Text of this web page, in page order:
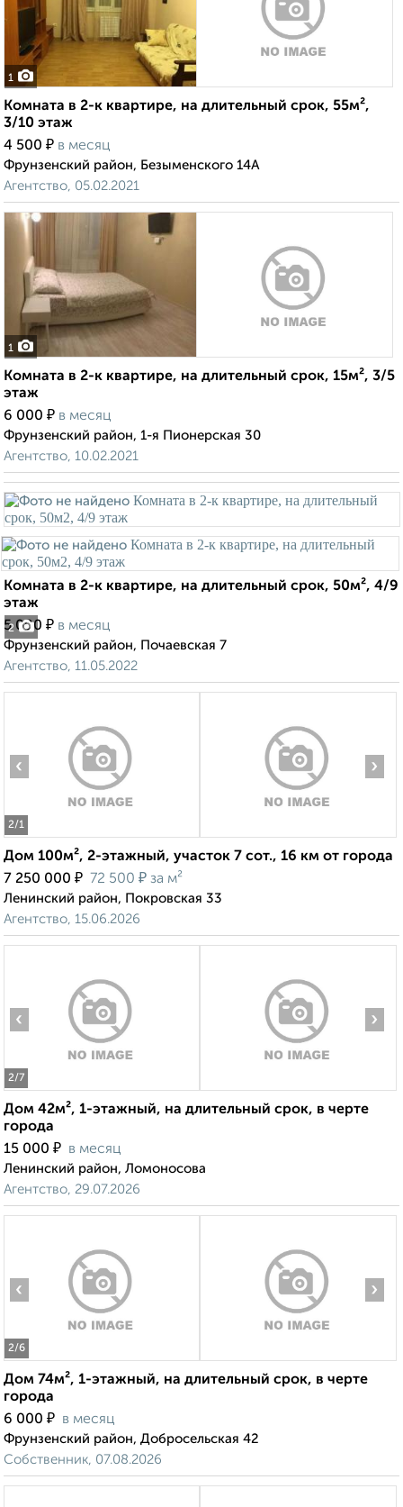
1
Комната в 2-к квартире, на длительный срок, 55м²,
3/10 этаж
4 500 ₽ в месяц
Фрунзенский район, Безыменского 14А
Агентство, 05.02.2021
1
Комната в 2-к квартире, на длительный срок, 15м², 3/5
этаж
6 000 ₽ в месяц
Фрунзенский район, 1-я Пионерская 30
Агентство, 10.02.2021
2
Комната в 2-к квартире, на длительный срок, 50м², 4/9
этаж
5 000 ₽ в месяц
Фрунзенский район, Почаевская 7
Агентство, 11.05.2022
2/1
‹ ›
Дом 100м², 2-этажный, участок 7 сот., 16 км от города
7 250 000 ₽ 72 500 ₽ за м²
Ленинский район, Покровская 33
Агентство, 15.06.2026
2/7
‹ ›
Дом 42м², 1-этажный, на длительный срок, в черте
города
15 000 ₽ в месяц
Ленинский район, Ломоносова
Агентство, 29.07.2026
2/6
‹ ›
Дом 74м², 1-этажный, на длительный срок, в черте
города
6 000 ₽ в месяц
Фрунзенский район, Добросельская 42
Собственник, 07.08.2026